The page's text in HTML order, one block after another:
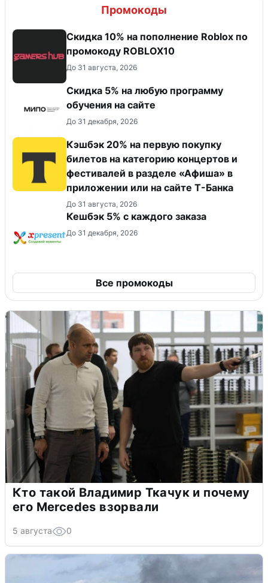
Промокоды
Скидка 10% на пополнение Roblox по
промокоду ROBLOX10
До 31 августа, 2026
Скидка 5% на любую программу
обучения на сайте
До 31 декабря, 2026
Кэшбэк 20% на первую покупку
билетов на категорию концертов и
фестивалей в разделе «Афиша» в
приложении или на сайте Т-Банка
До 31 августа, 2026
Кешбэк 5% с каждого заказа
До 31 декабря, 2026
Все промокоды
Кто такой Владимир Ткачук и почему
его Mercedes взорвали
5 августа 0